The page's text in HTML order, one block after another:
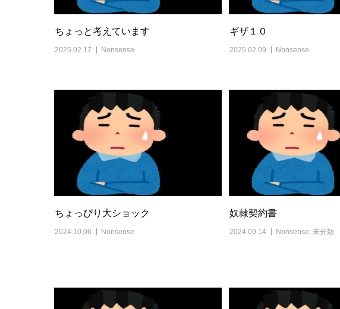
ちょっと考えています
2025.02.17 Nonsense
ギザ１０
2025.02.09 Nonsense
ちょっぴり大ショック
2024.10.06 Nonsense
奴隷契約書
2024.09.14 Nonsense, 未分類